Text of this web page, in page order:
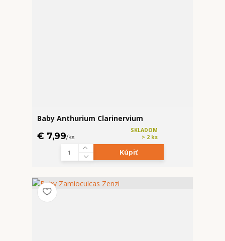
Baby Anthurium Clarinervium
€ 7,99/ks
SKLADOM
> 2 ks
Kúpiť